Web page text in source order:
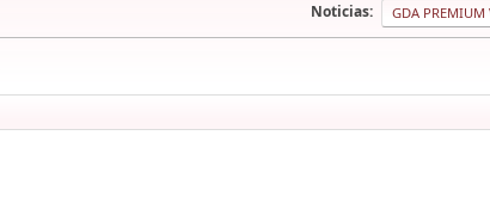
Noticias: GDA PREMIUM